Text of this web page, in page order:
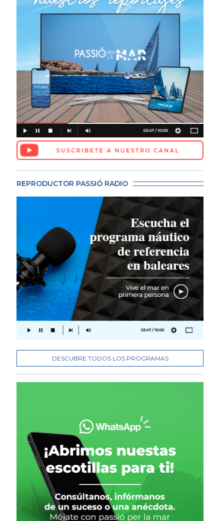
REPRODUCTOR PASSIÓ RADIO
DESCUBRE TODOS LOS PROGRAMAS